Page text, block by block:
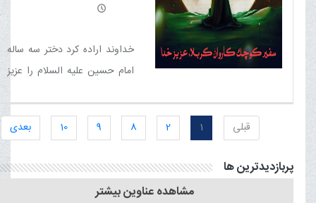
خداوند اراده كرد دختر سه ساله
امام حسين عليه السلام را عزيز
كند
قبلی
1
2
8
9
10 بعدی
پربازدیدترین ها
مشاهده عناوین بیشتر